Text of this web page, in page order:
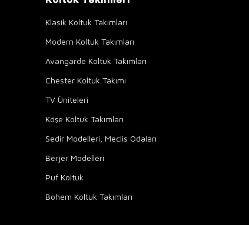
Klasik Koltuk Takımları
Modern Koltuk Takımları
Avangarde Koltuk Takımları
Chester Koltuk Takımı
TV Üniteleri
Köşe Koltuk Takımları
Sedir Modelleri, Meclis Odaları
Berjer Modelleri
Puf Koltuk
Bohem Koltuk Takımları